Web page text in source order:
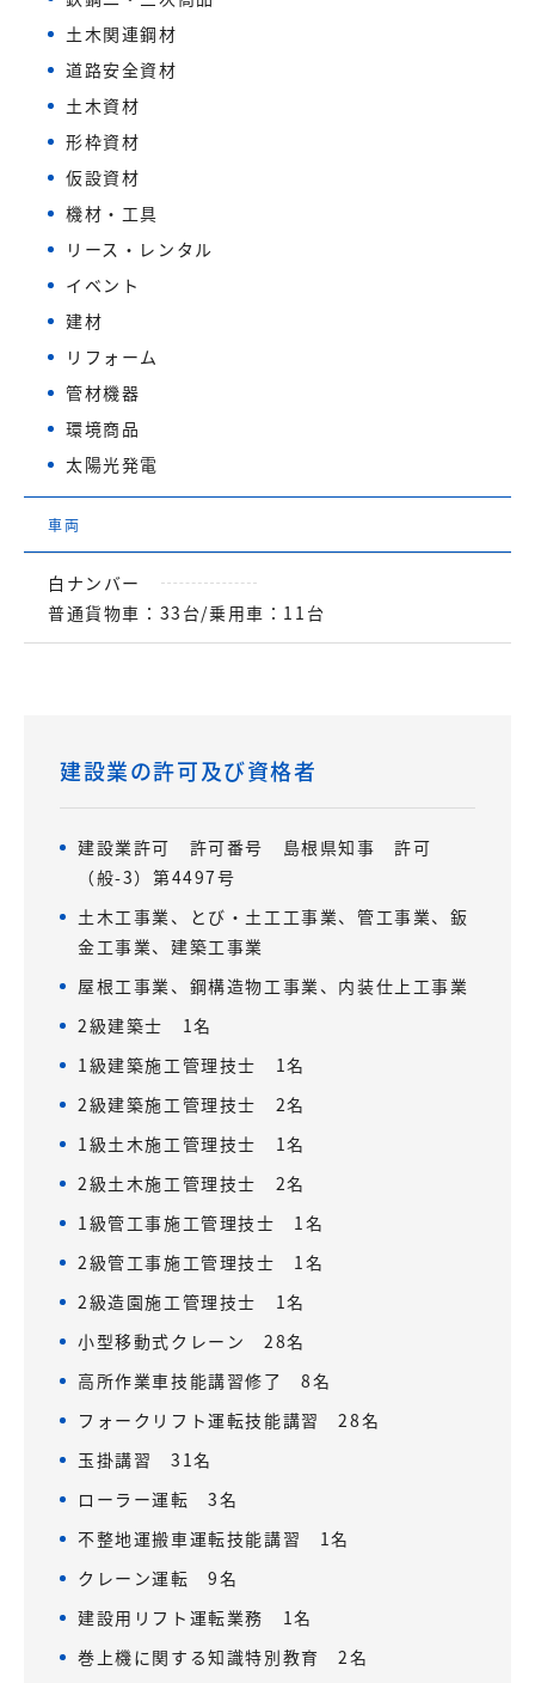
土木関連鋼材
道路安全資材
土木資材
形枠資材
仮設資材
機材・工具
リース・レンタル
イベント
建材
リフォーム
管材機器
環境商品
太陽光発電
車両
白ナンバー
普通貨物車：33台/乗用車：11台
建設業の許可及び資格者
建設業許可 許可番号 島根県知事 許可
（般-3）第4497号
土木工事業、とび・土工工事業、管工事業、鈑
金工事業、建築工事業
屋根工事業、鋼構造物工事業、内装仕上工事業
2級建築士 1名
1級建築施工管理技士 1名
2級建築施工管理技士 2名
1級土木施工管理技士 1名
2級土木施工管理技士 2名
1級管工事施工管理技士 1名
2級管工事施工管理技士 1名
2級造園施工管理技士 1名
小型移動式クレーン 28名
高所作業車技能講習修了 8名
フォークリフト運転技能講習 28名
玉掛講習 31名
ローラー運転 3名
不整地運搬車運転技能講習 1名
クレーン運転 9名
建設用リフト運転業務 1名
巻上機に関する知識特別教育 2名